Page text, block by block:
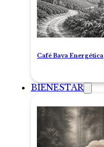
Café Baya Energética
BIENESTAR